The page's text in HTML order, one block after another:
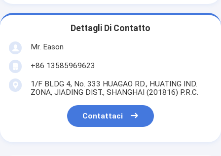
Dettagli Di Contatto
Mr. Eason
+86 13585969623
1/F BLDG 4, No. 333 HUAGAO RD., HUATING IND.
ZONA, JIADING DIST., SHANGHAI (201816) P.R.C.
Contattaci